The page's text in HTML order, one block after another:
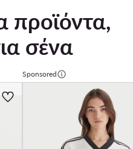
προϊόντα,
σένα
Sponsored